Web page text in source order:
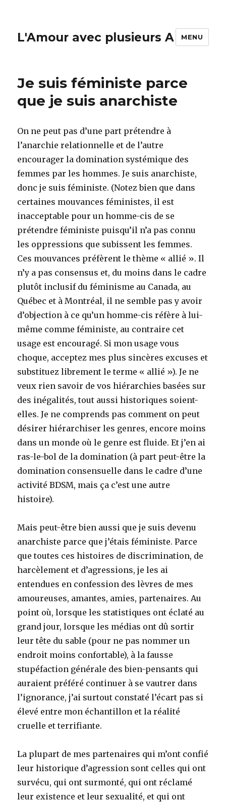
L'Amour avec plusieurs A MENU
Je suis féministe parce
que je suis anarchiste
On ne peut pas d’une part prétendre à
l’anarchie relationnelle et de l’autre
encourager la domination systémique des
femmes par les hommes. Je suis anarchiste,
donc je suis féministe. (Notez bien que dans
certaines mouvances féministes, il est
inacceptable pour un homme-cis de se
prétendre féministe puisqu’il n’a pas connu
les oppressions que subissent les femmes.
Ces mouvances préfèrent le thème « allié ». Il
n’y a pas consensus et, du moins dans le cadre
plutôt inclusif du féminisme au Canada, au
Québec et à Montréal, il ne semble pas y avoir
d’objection à ce qu’un homme-cis réfère à lui-
même comme féministe, au contraire cet
usage est encouragé. Si mon usage vous
choque, acceptez mes plus sincères excuses et
substituez librement le terme « allié »). Je ne
veux rien savoir de vos hiérarchies basées sur
des inégalités, tout aussi historiques soient-
elles. Je ne comprends pas comment on peut
désirer hiérarchiser les genres, encore moins
dans un monde où le genre est fluide. Et j’en ai
ras-le-bol de la domination (à part peut-être la
domination consensuelle dans le cadre d’une
activité BDSM, mais ça c’est une autre
histoire).
Mais peut-être bien aussi que je suis devenu
anarchiste parce que j’étais féministe. Parce
que toutes ces histoires de discrimination, de
harcèlement et d’agressions, je les ai
entendues en confession des lèvres de mes
amoureuses, amantes, amies, partenaires. Au
point où, lorsque les statistiques ont éclaté au
grand jour, lorsque les médias ont dû sortir
leur tête du sable (pour ne pas nommer un
endroit moins confortable), à la fausse
stupéfaction générale des bien-pensants qui
auraient préféré continuer à se vautrer dans
l’ignorance, j’ai surtout constaté l’écart pas si
élevé entre mon échantillon et la réalité
cruelle et terrifiante.
La plupart de mes partenaires qui m’ont confié
leur historique d’agression sont celles qui ont
survécu, qui ont surmonté, qui ont réclamé
leur existence et leur sexualité, et qui ont